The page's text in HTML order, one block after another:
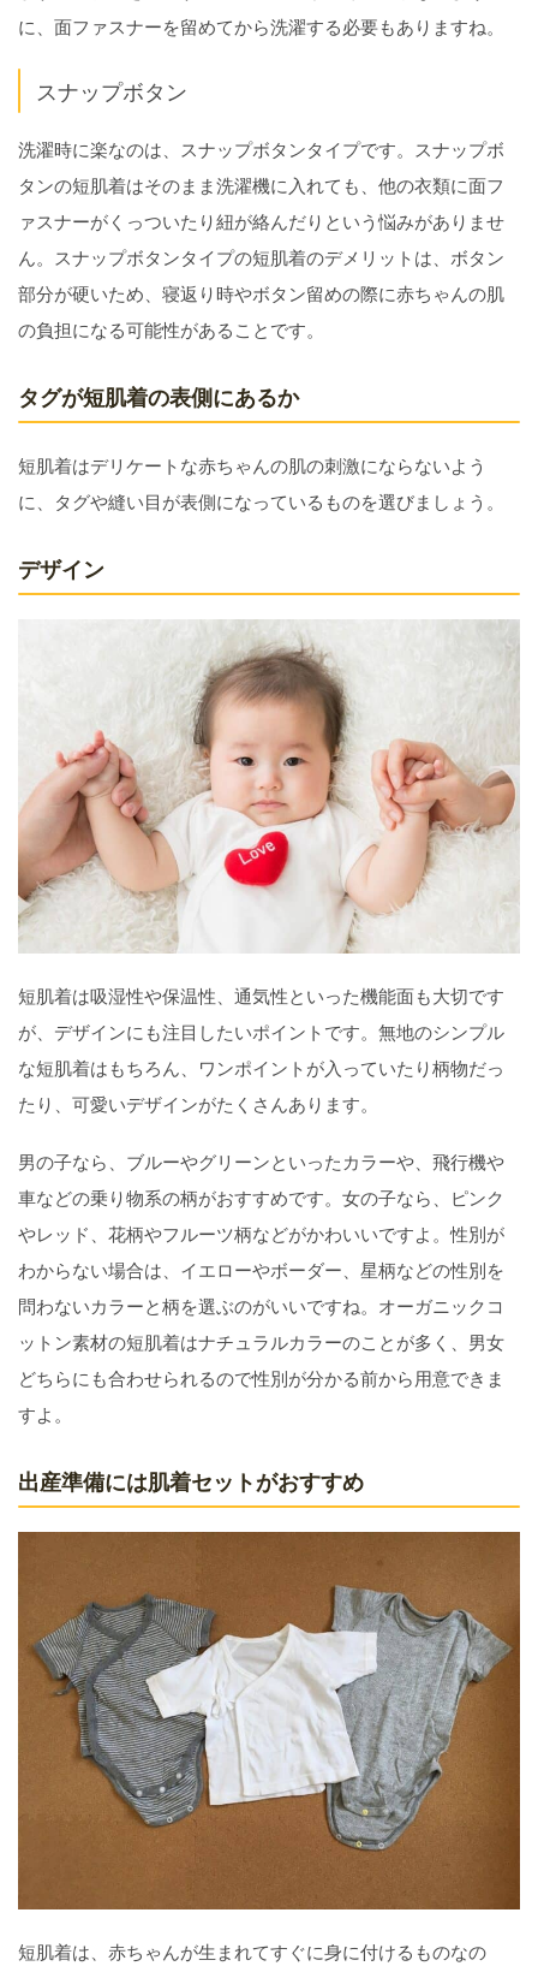
に、面ファスナーを留めてから洗濯する必要もありますね。
スナップボタン
洗濯時に楽なのは、スナップボタンタイプです。スナップボ
タンの短肌着はそのまま洗濯機に入れても、他の衣類に面フ
ァスナーがくっついたり紐が絡んだりという悩みがありませ
ん。スナップボタンタイプの短肌着のデメリットは、ボタン
部分が硬いため、寝返り時やボタン留めの際に赤ちゃんの肌
の負担になる可能性があることです。
タグが短肌着の表側にあるか
短肌着はデリケートな赤ちゃんの肌の刺激にならないよう
に、タグや縫い目が表側になっているものを選びましょう。
デザイン
短肌着は吸湿性や保温性、通気性といった機能面も大切です
が、デザインにも注目したいポイントです。無地のシンプル
な短肌着はもちろん、ワンポイントが入っていたり柄物だっ
たり、可愛いデザインがたくさんあります。
男の子なら、ブルーやグリーンといったカラーや、飛行機や
車などの乗り物系の柄がおすすめです。女の子なら、ピンク
やレッド、花柄やフルーツ柄などがかわいいですよ。性別が
わからない場合は、イエローやボーダー、星柄などの性別を
問わないカラーと柄を選ぶのがいいですね。オーガニックコ
ットン素材の短肌着はナチュラルカラーのことが多く、男女
どちらにも合わせられるので性別が分かる前から用意できま
すよ。
出産準備には肌着セットがおすすめ
短肌着は、赤ちゃんが生まれてすぐに身に付けるものなの